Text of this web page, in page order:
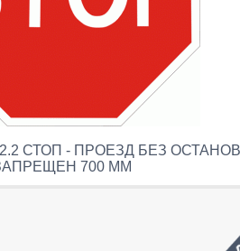
СТОП - ПРОЕЗД БЕЗ
700 ММ